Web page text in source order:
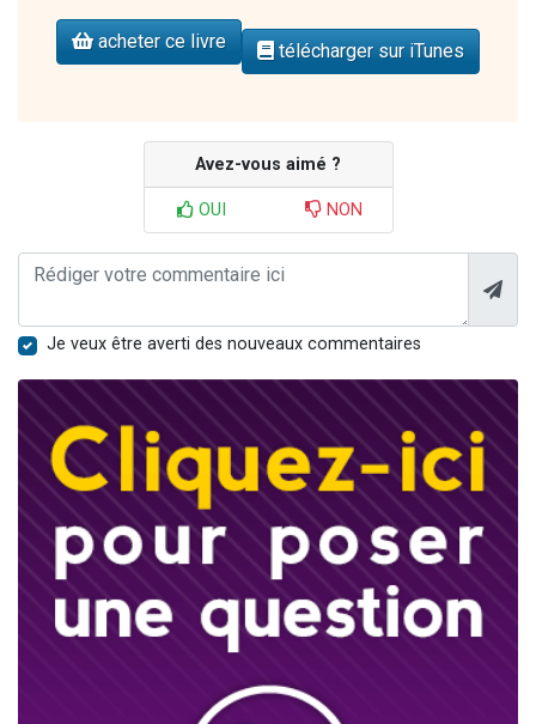
acheter ce livre télécharger sur iTunes
Avez-vous aimé ?
OUI NON
Je veux être averti des nouveaux commentaires